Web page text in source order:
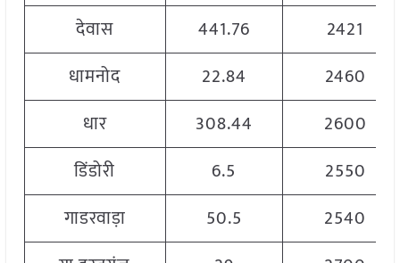
देवास
441.76
2421
धामनोद
22.84
2460
धार
308.44
2600
डिंडोरी
6.5
2550
गाडरवाड़ा
50.5
2540